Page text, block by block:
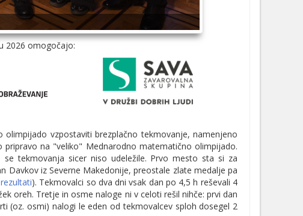
2026 omogočajo:
vzpostaviti brezplačno tekmovanje, namenjeno
na "veliko" Mednarodno matematično olimpijado.
tekmovanja sicer niso udeležile. Prvo mesto sta si za
Davkov iz Severne Makedonije, preostale zlate medalje pa
). Tekmovalci so dva dni vsak dan po 4,5 h reševali 4
oreh. Tretje in osme naloge ni v celoti rešil nihče: prvi dan
(oz. osmi) nalogi le eden od tekmovalcev sploh dosegel 2